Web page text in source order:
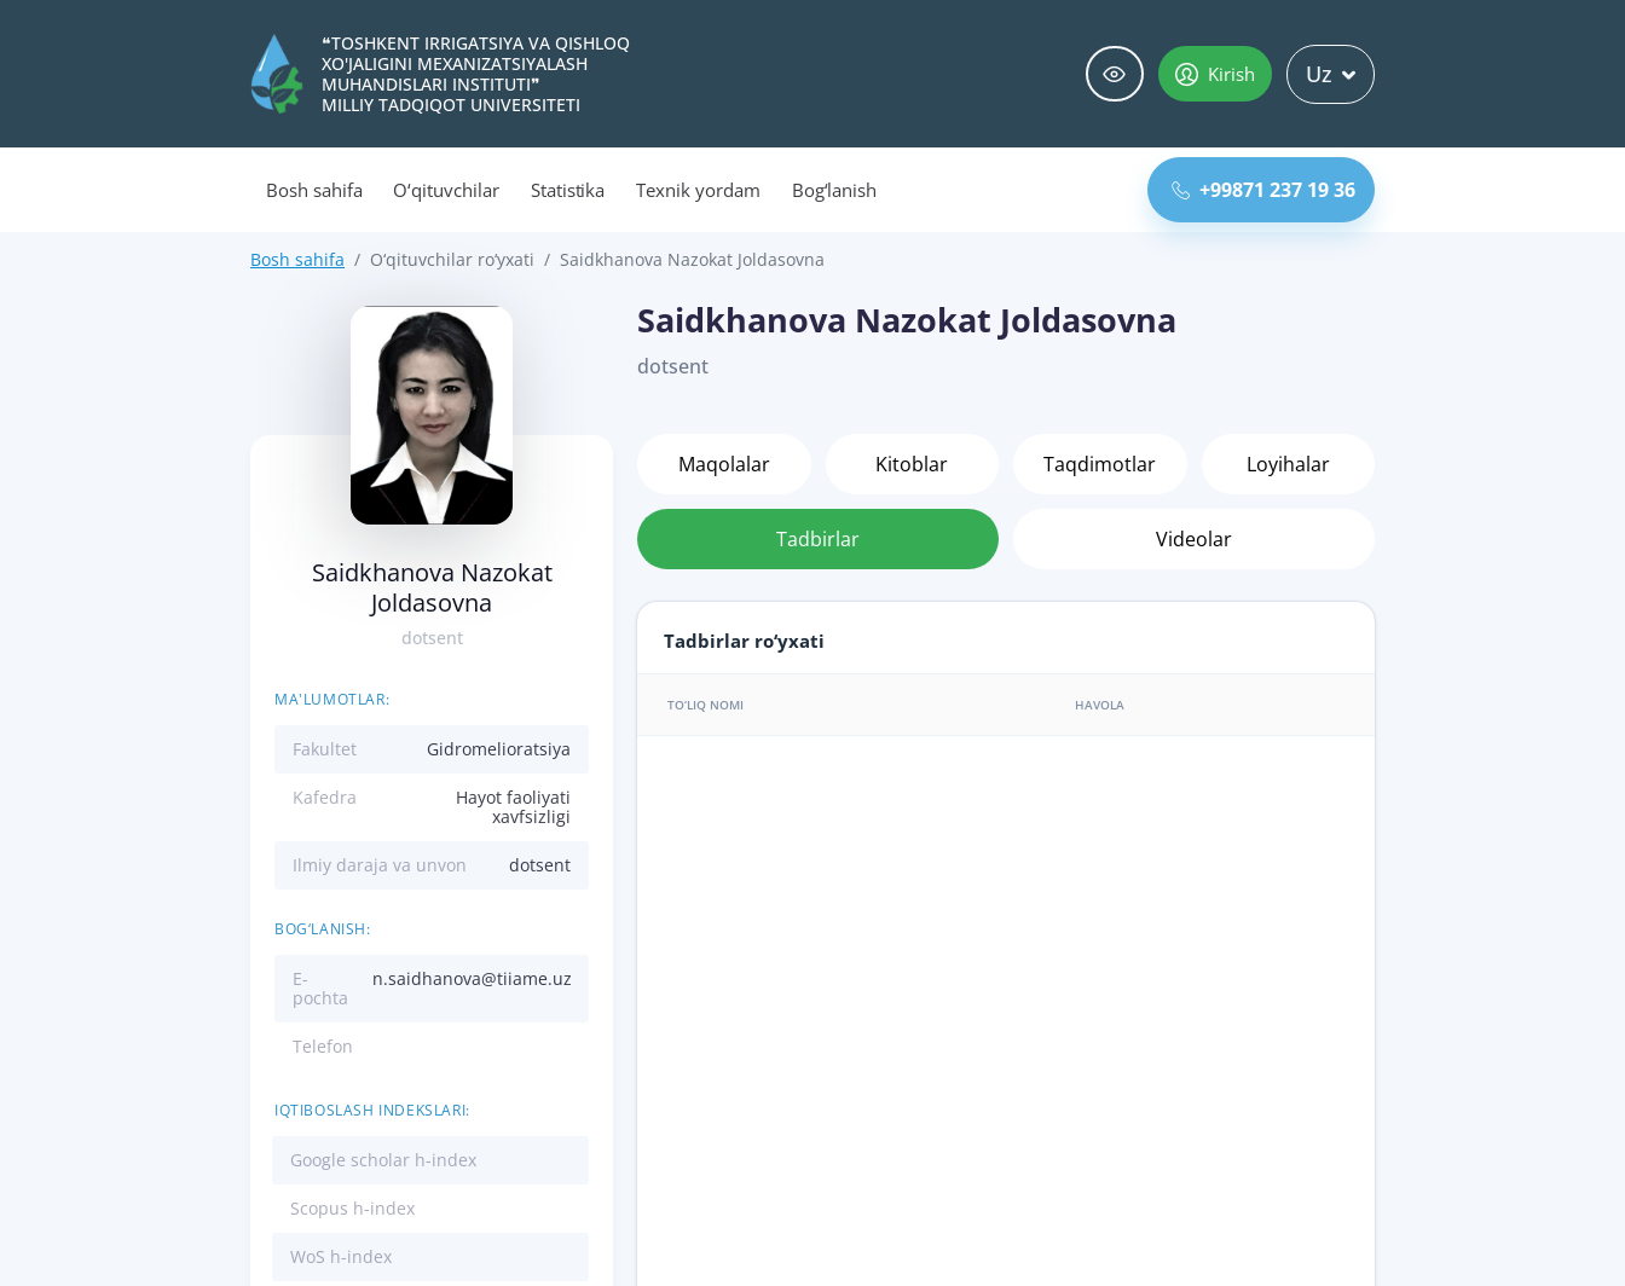
❝TOSHKENT IRRIGATSIYA VA QISHLOQ
XO'JALIGINI MEXANIZATSIYALASH
MUHANDISLARI INSTITUTI❞
MILLIY TADQIQOT UNIVERSITETI
Kirish Uz
Bosh sahifa O‘qituvchilar Statistika Texnik yordam Bog‘lanish +99871 237 19 36
Bosh sahifa O‘qituvchilar ro‘yxati Saidkhanova Nazokat Joldasovna
Saidkhanova Nazokat
Joldasovna
dotsent
MA'LUMOTLAR:
Fakultet Gidromelioratsiya
Kafedra
Hayot faoliyati
xavfsizligi
Ilmiy daraja va unvon dotsent
BOG‘LANISH:
E-
pochta
n.saidhanova@tiiame.uz
Telefon
IQTIBOSLASH INDEKSLARI:
Google scholar h-index
Scopus h-index
WoS h-index
Saidkhanova Nazokat Joldasovna
dotsent
Maqolalar Kitoblar Taqdimotlar Loyihalar
Tadbirlar Videolar
Tadbirlar ro‘yxati
TO‘LIQ NOMI HAVOLA